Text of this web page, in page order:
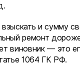
и сумму
ремонт
виновник — это
1064 ГК РФ.